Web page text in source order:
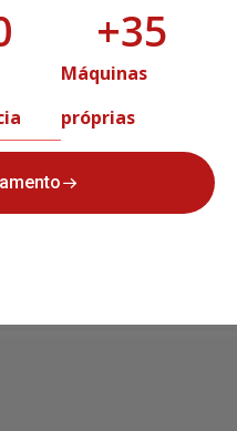
Máquinas
próprias
+35